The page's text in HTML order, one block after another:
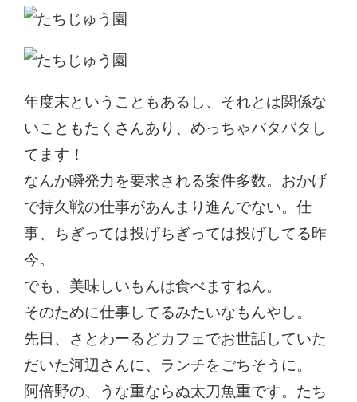
年度末ということもあるし、それとは関係な
いこともたくさんあり、めっちゃバタバタし
てます！
なんか瞬発力を要求される案件多数。おかげ
で持久戦の仕事があんまり進んでない。仕
事、ちぎっては投げちぎっては投げしてる昨
今。
でも、美味しいもんは食べますねん。
そのために仕事してるみたいなもんやし。
先日、さとわーるどカフェでお世話していた
だいた河辺さんに、ランチをごちそうに。
阿倍野の、うな重ならぬ太刀魚重です。たち